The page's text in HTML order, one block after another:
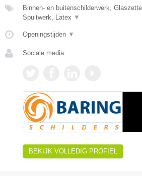
Binnen- en buitenschilderwerk,
Spuitwerk, Latex ▼
Openingstijden ▼
Sociale media:
BEKIJK VOLLEDIG PROFIEL